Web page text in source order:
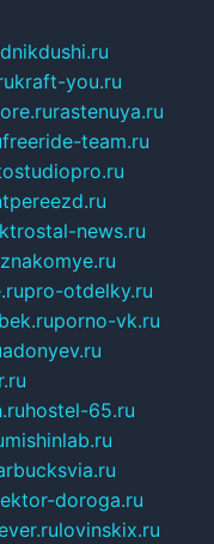
kraft-you.ru
rastenuya.ru
freeride-team.ru
news.ru
pro-otdelky.ru
porno-vk.ru
adonyev.ru
hostel-65.ru
mishinlab.ru
doroga.ru
lovinskix.ru